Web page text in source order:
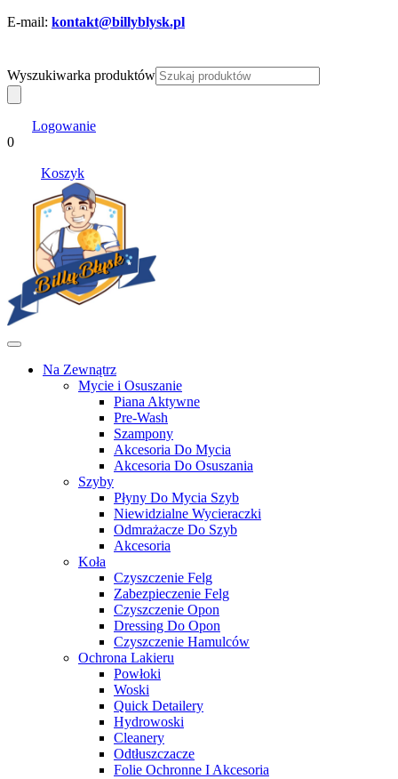
E-mail: kontakt@billyblysk.pl
Wyszukiwarka produktów
Logowanie
0
Koszyk
Na Zewnątrz
Mycie i Osuszanie
Piana Aktywne
Pre-Wash
Szampony
Akcesoria Do Mycia
Akcesoria Do Osuszania
Szyby
Płyny Do Mycia Szyb
Niewidzialne Wycieraczki
Odmrażacze Do Szyb
Akcesoria
Koła
Czyszczenie Felg
Zabezpieczenie Felg
Czyszczenie Opon
Dressing Do Opon
Czyszczenie Hamulców
Ochrona Lakieru
Powłoki
Woski
Quick Detailery
Hydrowoski
Cleanery
Odtłuszczacze
Folie Ochronne I Akcesoria